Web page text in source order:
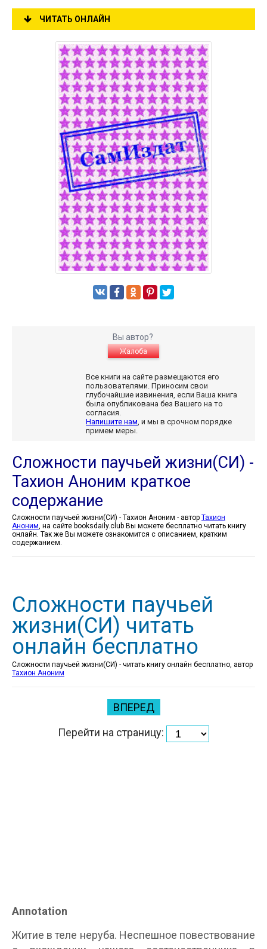
ЧИТАТЬ ОНЛАЙН
Вы автор?
Жалоба
Все книги на сайте размещаются его
пользователями. Приносим свои
глубочайшие извинения, если Ваша книга
была опубликована без Вашего на то
согласия.
Напишите нам , и мы в срочном порядке
примем меры.
Сложности паучьей жизни(СИ) -
Тахион Аноним краткое
содержание
Сложности паучьей жизни(СИ) - Тахион Аноним - автор Тахион
Аноним , на сайте booksdaily.club Вы можете бесплатно читать книгу
онлайн. Так же Вы можете ознакомится с описанием, кратким
содержанием.
Сложности паучьей
жизни(СИ) читать
онлайн бесплатно
Сложности паучьей жизни(СИ) - читать книгу онлайн бесплатно, автор
Тахион Аноним
ВПЕРЕД
Перейти на страницу:
Annotation
Житие в теле неруба. Неспешное повествование